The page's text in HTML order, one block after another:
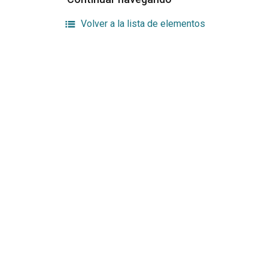
Volver a la lista de elementos